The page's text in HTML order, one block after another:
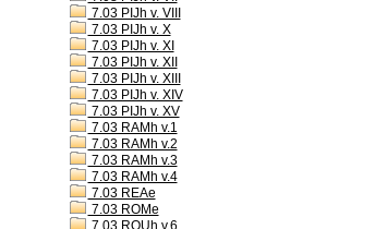
7.03 PIJh v. VIII
7.03 PIJh v. X
7.03 PIJh v. XI
7.03 PIJh v. XII
7.03 PIJh v. XIII
7.03 PIJh v. XIV
7.03 PIJh v. XV
7.03 RAMh v.1
7.03 RAMh v.2
7.03 RAMh v.3
7.03 RAMh v.4
7.03 REAe
7.03 ROMe
7.03 ROUh v.6